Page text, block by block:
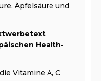
Äpfelsäure und
Health-
Vitamine A, C